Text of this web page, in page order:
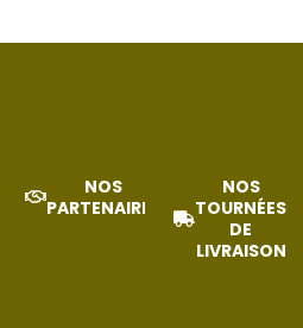
NOS
PARTENAIRES
NOS
TOURNÉES
DE
LIVRAISON